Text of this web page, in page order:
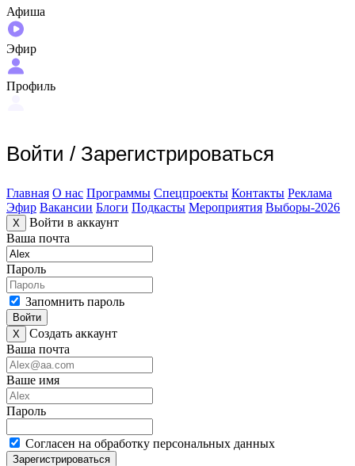
Афиша
Эфир
Профиль
Войти / Зарегистрироваться
Главная О нас Программы Спецпроекты Контакты Реклама
Эфир Вакансии Блоги Подкасты Мероприятия Выборы-2026
X
Войти в аккаунт
Ваша почта
Пароль
Запомнить пароль
Войти
X
Создать аккаунт
Ваша почта
Ваше имя
Пароль
Согласен на обработку персональных данных
Зарегистрироваться